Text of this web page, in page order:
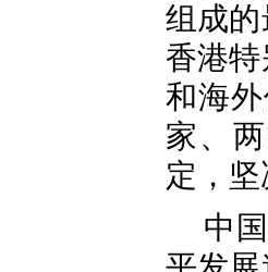
组成
香港
和海
家、
定，
中